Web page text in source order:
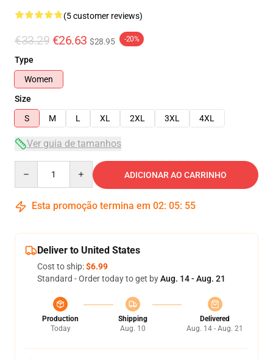
(5 customer reviews)
€33.29 €26.63 $28.95 -20%
Type
Women
Size
S
M L XL 2XL 3XL 4XL
Ver guia de tamanhos
ADICIONAR AO CARRINHO
Esta promoção termina em 02: 05: 54
Deliver to United States
Cost to ship:$6.99
Standard - Order today to get byAug. 14 - Aug. 21
Production
Today
Shipping
Aug. 10
Delivered
Aug. 14 - Aug. 21